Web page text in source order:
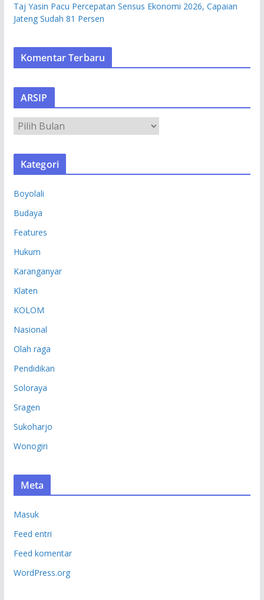
Taj Yasin Pacu Percepatan Sensus Ekonomi 2026, Capaian
Jateng Sudah 81 Persen
Komentar Terbaru
ARSIP
S
Kategori
Boyolali
Budaya
Features
Hukum
Karanganyar
Klaten
KOLOM
Nasional
Olah raga
Pendidikan
Soloraya
Sragen
Sukoharjo
Wonogiri
Meta
Masuk
Feed entri
Feed komentar
WordPress.org